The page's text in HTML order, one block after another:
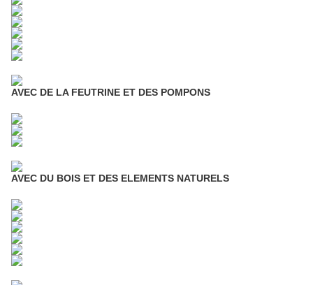
AVEC DE LA FEUTRINE ET DES POMPONS
AVEC DU BOIS ET DES ELEMENTS NATURELS